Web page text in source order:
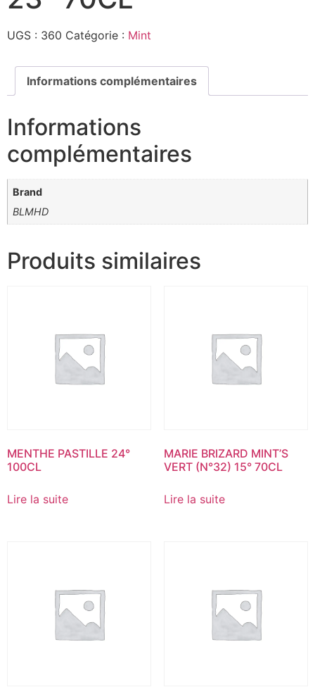
UGS : 360 Catégorie : Mint
Informations complémentaires
Informations
complémentaires
Brand
BLMHD
Produits similaires
MENTHE PASTILLE 24°
100CL
Lire la suite
MARIE BRIZARD MINT’S
VERT (N°32) 15° 70CL
Lire la suite